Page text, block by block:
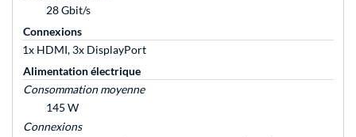
28 Gbit/s
Connexions
1x HDMI, 3x DisplayPort
Alimentation électrique
Consommation moyenne
145 W
Connexions